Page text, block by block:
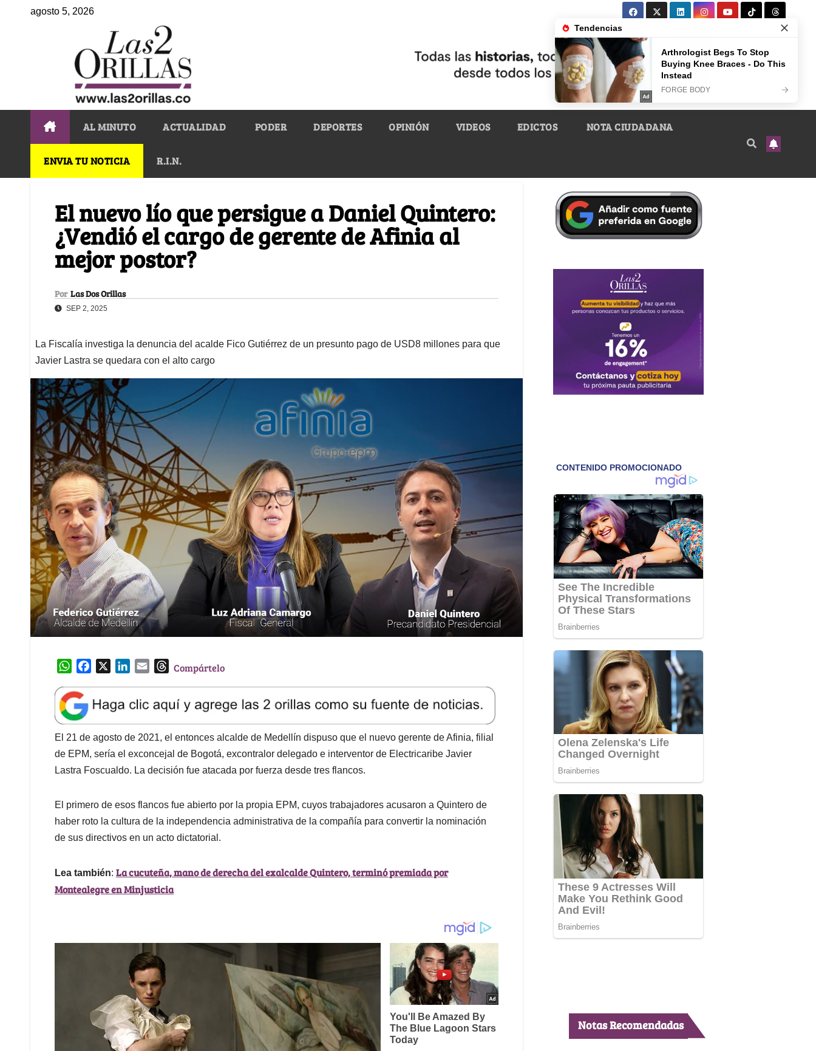
agosto 5, 2026
AL MINUTO ACTUALIDAD PODER DEPORTES OPINIÓN VIDEOS EDICTOS NOTA CIUDADANA
ENVIA TU NOTICIA R.I.N.
El nuevo lío que persigue a Daniel Quintero:
¿Vendió el cargo de gerente de Afinia al
mejor postor?
Por Las Dos Orillas
SEP 2, 2025
La Fiscalía investiga la denuncia del acalde Fico Gutiérrez de un presunto pago de USD8 millones para que
Javier Lastra se quedara con el alto cargo
W
a
t
s
A
p
p
e
b
o
o
k
k
e
d
I
n
l
T
e
a
d
s
Compártelo
El 21 de agosto de 2021, el entonces alcalde de Medellín dispuso que el nuevo gerente de Afinia, filial
de EPM, sería el exconcejal de Bogotá, excontralor delegado e interventor de Electricaribe Javier
Lastra Foscualdo. La decisión fue atacada por fuerza desde tres flancos.
El primero de esos flancos fue abierto por la propia EPM, cuyos trabajadores acusaron a Quintero de
haber roto la cultura de la independencia administrativa de la compañía para convertir la nominación
de sus directivos en un acto dictatorial.
Lea también: La cucuteña, mano de derecha del exalcalde Quintero, terminó premiada por
Montealegre en Minjusticia
Notas Recomendadas